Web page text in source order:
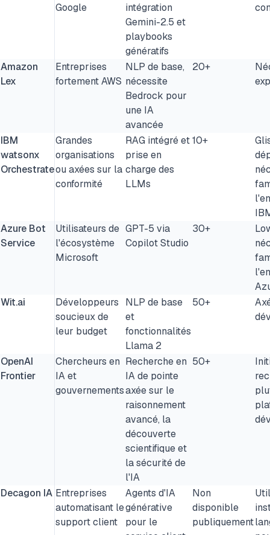
Google
intégration
Gemini-2.5 et
playbooks
génératifs
Amazon
Lex
Entreprises
fortement AWS
NLP de base,
nécessite
Bedrock pour
une IA
avancée
20+
IBM
watsonx
Orchestrate
Grandes
organisations
ou axées sur la
conformité
RAG intégré et
prise en
charge des
LLMs
10+
Azure Bot
Service
Utilisateurs de
l'écosystème
Microsoft
GPT-5 via
Copilot Studio
30+
Wit.ai
Développeurs
soucieux de
leur budget
NLP de base
et
fonctionnalités
Llama 2
50+
OpenAI
Frontier
Chercheurs en
IA et
gouvernements
Recherche en
IA de pointe
axée sur le
raisonnement
avancé, la
découverte
scientifique et
la sécurité de
l'IA
50+
Decagon IA Entreprises
automatisant le
support client
Agents d'IA
générative
pour le
Non
disponible
publiquement